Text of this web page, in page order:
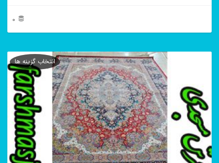
0
محصول
مختلفی
باشد.
گزینه
انتخاب گزینه ها